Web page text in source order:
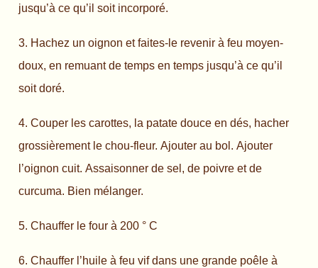
jusqu’à ce qu’il soit incorporé.
3. Hachez un oignon et faites-le revenir à feu moyen-
doux, en remuant de temps en temps jusqu’à ce qu’il
soit doré.
4. Couper les carottes, la patate douce en dés, hacher
grossièrement le chou-fleur. Ajouter au bol. Ajouter
l’oignon cuit. Assaisonner de sel, de poivre et de
curcuma. Bien mélanger.
5. Chauffer le four à 200 ° C
6. Chauffer l’huile à feu vif dans une grande poêle à